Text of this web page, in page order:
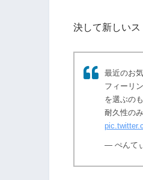
決して新しい
最近のお
フィーリ
を選ぶの
耐久性の
— ぺんて